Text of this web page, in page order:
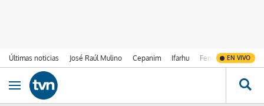
Últimas noticias José Raúl Mulino Cepanim Ifarhu Fenómeno de El
EN VIVO
Ir al contenido
Obrir navegació